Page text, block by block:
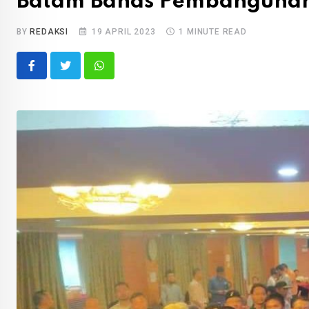
BY REDAKSI 19 APRIL 2023 1 MINUTE READ
Whatsapp